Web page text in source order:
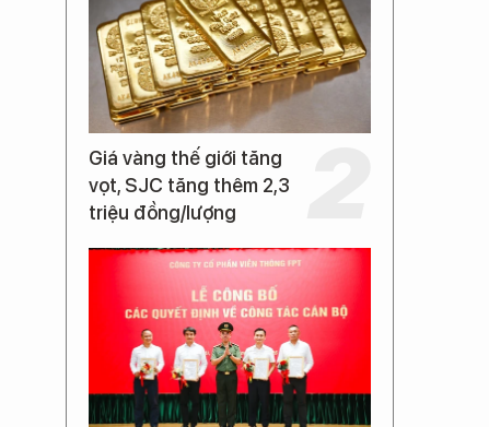
Giá vàng thế giới tăng
vọt, SJC tăng thêm 2,3
triệu đồng/lượng